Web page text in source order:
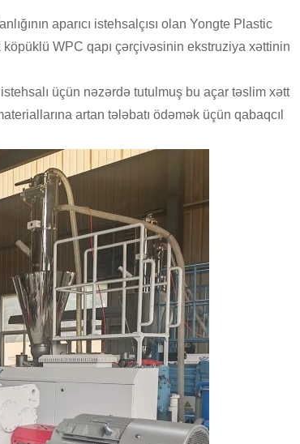
aparıcı istehsalçısı olan Yongte Plastic
WPC qapı çərçivəsinin ekstruziya xəttinin
üçün nəzərdə tutulmuş bu açar təslim xətt
artan tələbatı ödəmək üçün qabaqcıl